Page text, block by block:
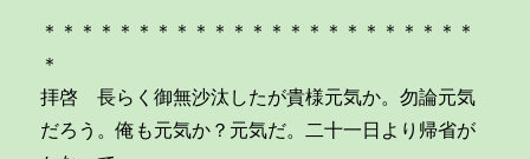
＊＊＊＊＊＊＊＊＊＊＊＊＊＊＊＊＊＊＊＊＊＊＊
＊
拝啓 長らく御無沙汰したが貴様元気か。勿論元気
だろう。俺も元気か？元気だ。二十一日より帰省が